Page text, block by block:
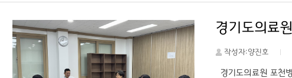
경기도의료
작성자:양진호
경기도의료원 포천